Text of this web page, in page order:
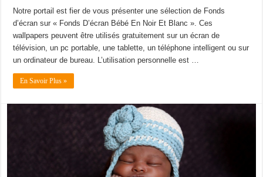
Notre portail est fier de vous présenter une sélection de Fonds
d’écran sur « Fonds D’écran Bébé En Noir Et Blanc ». Ces
wallpapers peuvent être utilisés gratuitement sur un écran de
télévision, un pc portable, une tablette, un téléphone intelligent ou sur
un ordinateur de bureau. L’utilisation personnelle est …
En Savoir Plus »